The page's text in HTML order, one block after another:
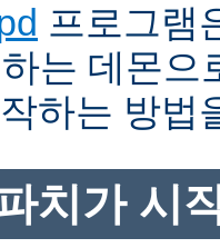
프로그램
는 데몬으
하는 방법
치가 시